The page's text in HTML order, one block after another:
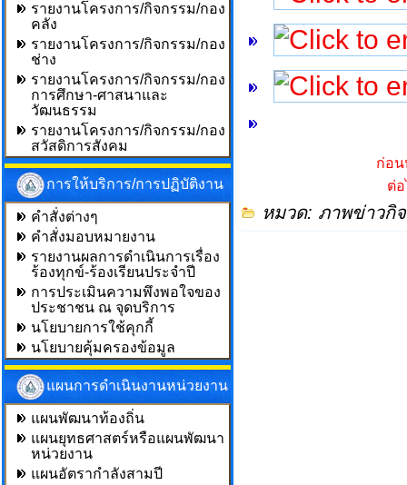
รายงานโครงการ/กิจกรรม/กอง
คลัง
รายงานโครงการ/กิจกรรม/กอง
ช่าง
รายงานโครงการ/กิจกรรม/กอง
การศึกษา-ศาสนาและ
วัฒนธรรม
รายงานโครงการ/กิจกรรม/กอง
สวัสดิการสังคม
การให้บริการ/การปฏิบัติงาน
คำสั่งต่างๆ
คำสั่งมอบหมายงาน
รายงานผลการดำเนินการเรื่อง
ร้องทุกข์-ร้องเรียนประจำปี
การประเมินความพึงพอใจของ
ประชาชน ณ จุดบริการ
นโยบายการใช้คุกกี้
นโยบายคุ้มครองข้อมูล
แผนการดำเนินงานหน่วยงาน
แผนพัฒนาท้องถิ่น
แผนยุทธศาสตร์หรือแผนพัฒนา
หน่วยงาน
แผนอัตรากำลังสามปี
ก่อ
ต่
หมวด: ภาพข่าวกิ